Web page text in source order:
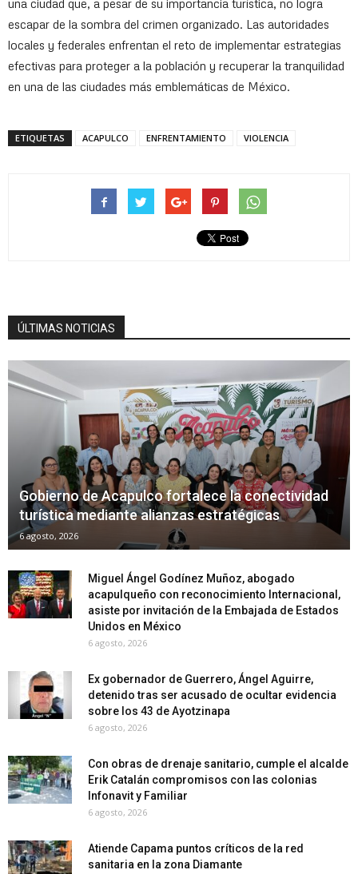
una ciudad que, a pesar de su importancia turística, no logra
escapar de la sombra del crimen organizado. Las autoridades
locales y federales enfrentan el reto de implementar estrategias
efectivas para proteger a la población y recuperar la tranquilidad
en una de las ciudades más emblemáticas de México.
ETIQUETAS ACAPULCO ENFRENTAMIENTO VIOLENCIA
ÚLTIMAS NOTICIAS
Gobierno de Acapulco fortalece la conectividad
turística mediante alianzas estratégicas
6 agosto, 2026
Miguel Ángel Godínez Muñoz, abogado
acapulqueño con reconocimiento Internacional,
asiste por invitación de la Embajada de Estados
Unidos en México
6 agosto, 2026
Ex gobernador de Guerrero, Ángel Aguirre,
detenido tras ser acusado de ocultar evidencia
sobre los 43 de Ayotzinapa
6 agosto, 2026
Con obras de drenaje sanitario, cumple el alcalde
Erik Catalán compromisos con las colonias
Infonavit y Familiar
6 agosto, 2026
Atiende Capama puntos críticos de la red
sanitaria en la zona Diamante